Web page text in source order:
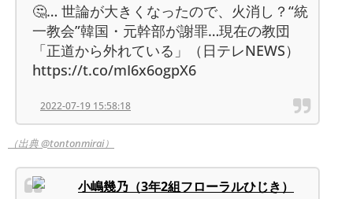
🤔… 世論が大きくなったので、火消し？“統
一教会”韓国・元幹部が謝罪…現在の教団
「正道から外れている」（日テレNEWS）
https://t.co/mI6x6ogpX6
2022-07-19 15:58:18
（出典 @tontonmirai）
小嶋幾乃（3年2組フローラルひじき）